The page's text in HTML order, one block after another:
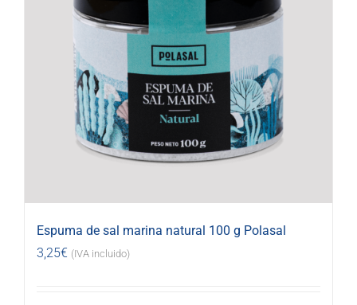
Espuma de sal marina natural 100 g Polasal
3,25€ (IVA incluido)